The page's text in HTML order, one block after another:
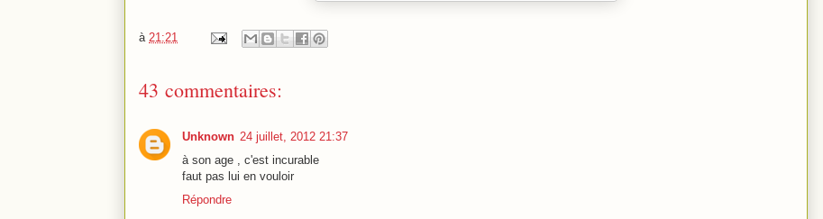
à 21:21
43 commentaires:
Unknown 24 juillet, 2012 21:37
à son age , c'est incurable
faut pas lui en vouloir
Répondre